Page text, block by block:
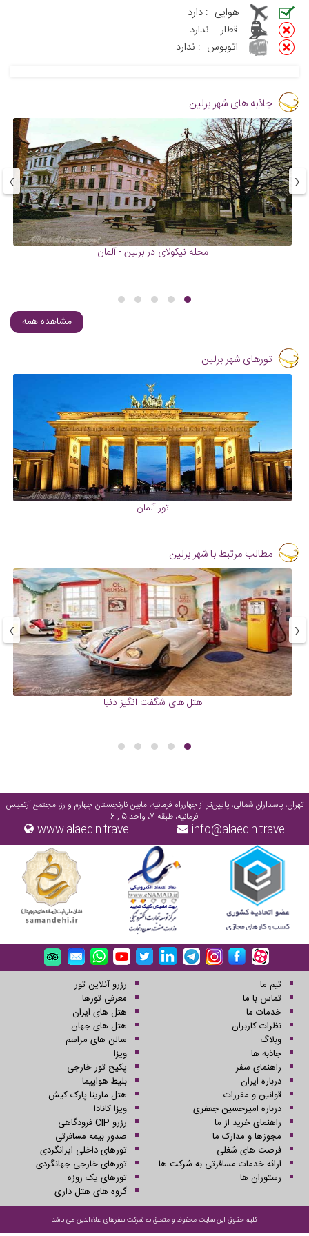
هوایی : دارد
قطار : ندارد
اتوبوس : ندارد
جاذبه های شهر برلین
محله نیکولای در برلین - آلمان
‹
›
مشاهده همه
تورهای شهر برلین
تور آلمان
مطالب مرتبط با شهر برلین
هتل های شگفت انگیز دنیا
‹
›
تهران، پاسداران شمالی، پایین‌تر از چهارراه فرمانیه، مابین نارنجستان چهارم و رز، مجتمع آرتمیس
فرمانیه، طبقه 7، واحد 5 , 6
info@alaedin.travel
www.alaedin.travel
تیم ما
تماس با ما
خدمات ما
نظرات کاربران
وبلاگ
جاذبه ها
راهنمای سفر
درباره ایران
قوانین و مقررات
درباره امیرحسین جعفری
راهنمای خرید از ما
مجوزها و مدارک ما
فرصت های شغلی
ارائه خدمات مسافرتی به شرکت ها
رستوران ها
رزرو آنلاین تور
معرفی تورها
هتل های ایران
هتل های جهان
سالن های مراسم
ویزا
پکیج تور خارجی
بلیط هواپیما
هتل مارینا پارک کیش
ویزا کانادا
رزرو CIP فرودگاهی
صدور بیمه مسافرتی
تورهای داخلی ایرانگردی
تورهای خارجی جهانگردی
تورهای یک روزه
گروه های هتل داری
کلیه حقوق این سایت محفوظ و متعلق به شرکت سفرهای علاءالدین می باشد